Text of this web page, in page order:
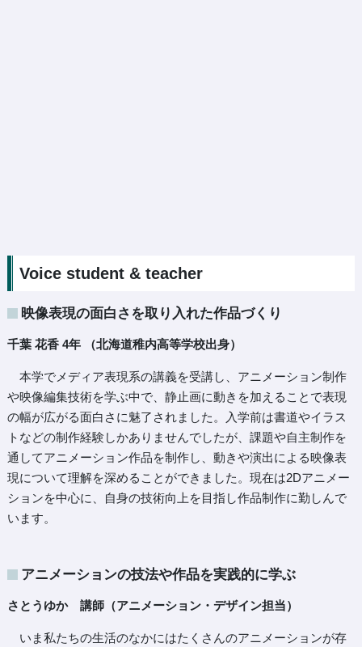
Voice student & teacher
映像表現の面白さを取り入れた作品づくり
千葉 花香 4年 （北海道稚内高等学校出身）
本学でメディア表現系の講義を受講し、アニメーション制作
や映像編集技術を学ぶ中で、静止画に動きを加えることで表現
の幅が広がる面白さに魅了されました。入学前は書道やイラス
トなどの制作経験しかありませんでしたが、課題や自主制作を
通してアニメーション作品を制作し、動きや演出による映像表
現について理解を深めることができました。現在は2Dアニメー
ションを中心に、自身の技術向上を目指し作品制作に勤しんで
います。
アニメーションの技法や作品を実践的に学ぶ
さとうゆか 講師（アニメーション・デザイン担当）
いま私たちの生活のなかにはたくさんのアニメーションが存